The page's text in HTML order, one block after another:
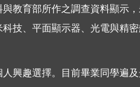
教育部所作之調查資料顯示
技、平面顯示器、光電與精
興趣選擇。目前畢業同學遍